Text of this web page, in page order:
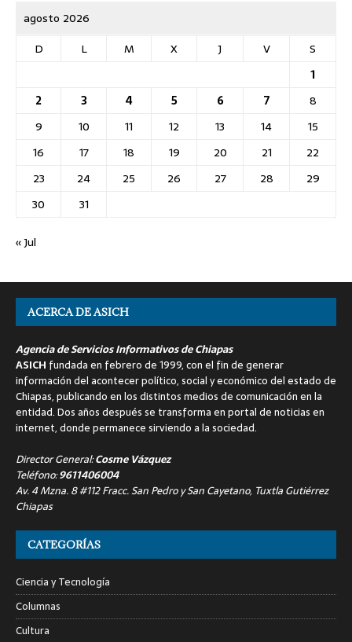
agosto 2026
D
L M X J V
S
1
2
3 4 5 6 7
8
9
10 11 12 13 14
15
16
17 18 19 20 21
22
23
24 25 26 27 28
29
30
31
« Jul
ACERCA DE ASICH
Agencia de Servicios Informativos de Chiapas
ASICH fundada en febrero de 1999, con el fin de generar
información del acontecer político, social y económico del estado de
Chiapas, publicando en los distintos medios de comunicación en la
entidad. Dos años después se transforma en portal de noticias en
internet, donde permanece sirviendo a la sociedad.
Director General:Cosme Vázquez
Teléfono:9611406004
Av. 4 Mzna. 8 #112 Fracc. San Pedro y San Cayetano, Tuxtla Gutiérrez
Chiapas
CATEGORÍAS
Ciencia y Tecnología
Columnas
Cultura